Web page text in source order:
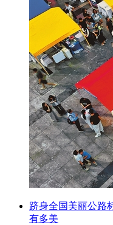
跻身全国美丽公路
有多美